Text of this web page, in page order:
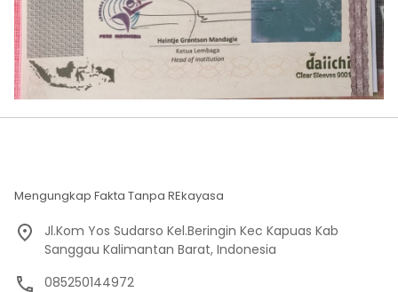
Mengungkap Fakta Tanpa REkayasa
Jl.Kom Yos Sudarso Kel.Beringin Kec Kapuas Kab
Sanggau Kalimantan Barat, Indonesia
085250144972